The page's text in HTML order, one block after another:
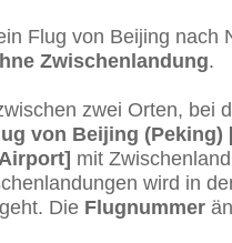
Flug von Beijing nach
Zwischenlandung.
zwei Orten, bei
von Beijing (Peking)
mit
wird in
Die Flugnummer